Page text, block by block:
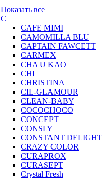
Показать все
C
CAFE MIMI
CAMOMILLA BLU
CAPTAIN FAWCETT
CARMEX
CHA U KAO
CHI
CHRISTINA
CIL-GLAMOUR
CLEAN-BABY
COCOCHOCO
CONCEPT
CONSLY
CONSTANT DELIGHT
CRAZY COLOR
CURAPROX
CURASEPT
Crystal Fresh